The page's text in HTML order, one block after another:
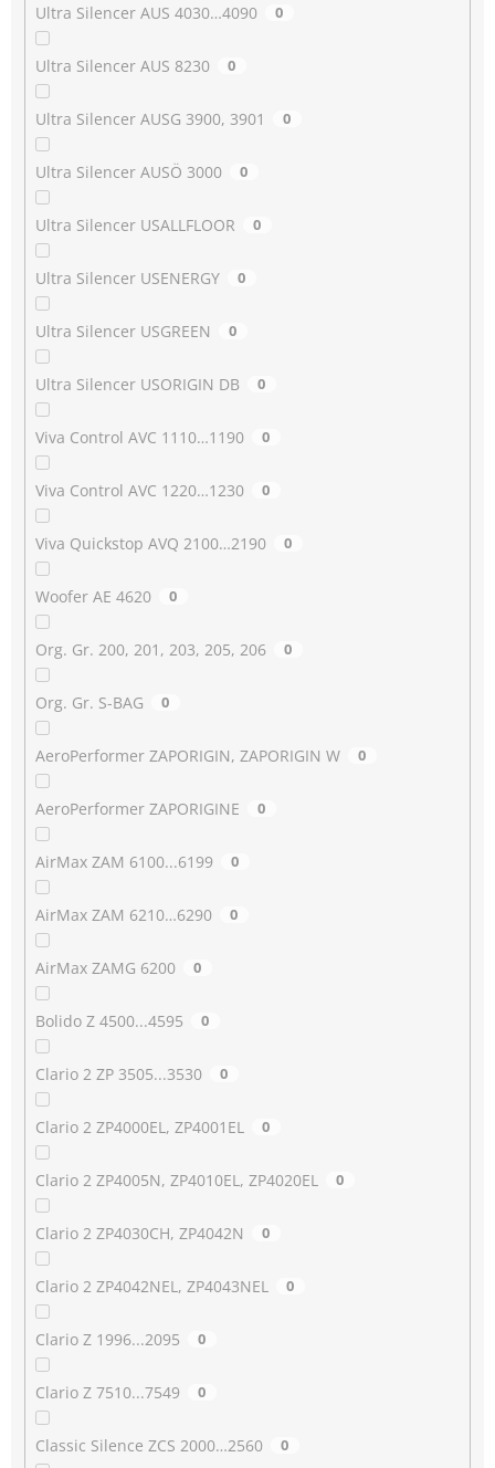
Ultra Silencer AUS 4030…4090 0
Ultra Silencer AUS 8230 0
Ultra Silencer AUSG 3900, 3901 0
Ultra Silencer AUSÖ 3000 0
Ultra Silencer USALLFLOOR 0
Ultra Silencer USENERGY 0
Ultra Silencer USGREEN 0
Ultra Silencer USORIGIN DB 0
Viva Control AVC 1110…1190 0
Viva Control AVC 1220…1230 0
Viva Quickstop AVQ 2100…2190 0
Woofer AE 4620 0
Org. Gr. 200, 201, 203, 205, 206 0
Org. Gr. S-BAG 0
AeroPerformer ZAPORIGIN, ZAPORIGIN W 0
AeroPerformer ZAPORIGINE 0
AirMax ZAM 6100...6199 0
AirMax ZAM 6210…6290 0
AirMax ZAMG 6200 0
Bolido Z 4500...4595 0
Clario 2 ZP 3505...3530 0
Clario 2 ZP4000EL, ZP4001EL 0
Clario 2 ZP4005N, ZP4010EL, ZP4020EL 0
Clario 2 ZP4030CH, ZP4042N 0
Clario 2 ZP4042NEL, ZP4043NEL 0
Clario Z 1996...2095 0
Clario Z 7510...7549 0
Classic Silence ZCS 2000…2560 0